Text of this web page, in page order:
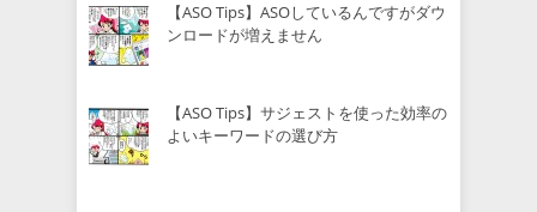
【ASO Tips】ASOしているんですがダウ
ンロードが増えません
【ASO Tips】サジェストを使った効率の
よいキーワードの選び方